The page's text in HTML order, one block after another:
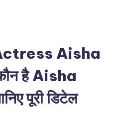
Aisha
है Aisha
पूरी डिटेल